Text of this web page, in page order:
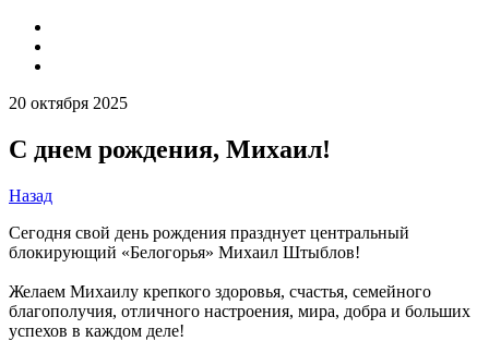
20 октября 2025
С днем рождения, Михаил!
Назад
Сегодня свой день рождения празднует центральный
блокирующий «Белогорья» Михаил Штыблов!
Желаем Михаилу крепкого здоровья, счастья, семейного
благополучия, отличного настроения, мира, добра и больших
успехов в каждом деле!